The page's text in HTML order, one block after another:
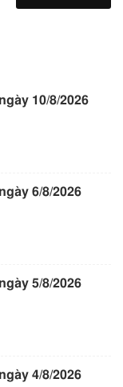
10/8/2026
6/8/2026
5/8/2026
4/8/2026